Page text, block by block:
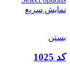
نمایش سریع
بستن
کد 1025